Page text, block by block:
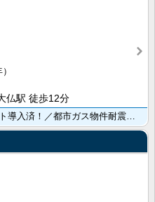
仏駅 徒歩12分
積水ハウス施工／無料インターネット導入済！／都市ガス物件耐震性を表す指標ランク「耐震等級３」を取得／･･･